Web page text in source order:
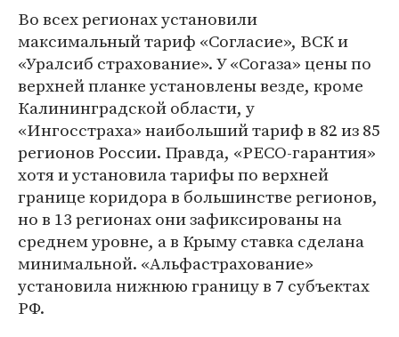
Во всех регионах установили
максимальный тариф «Согласие», ВСК и
«Уралсиб страхование». У «Согаза» цены по
верхней планке установлены везде, кроме
Калининградской области, у
«Ингосстраха» наибольший тариф в 82 из 85
регионов России. Правда, «РЕСО-гарантия»
хотя и установила тарифы по верхней
границе коридора в большинстве регионов,
но в 13 регионах они зафиксированы на
среднем уровне, а в Крыму ставка сделана
минимальной. «Альфастрахование»
установила нижнюю границу в 7 субъектах
РФ.